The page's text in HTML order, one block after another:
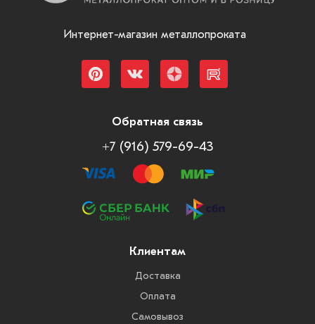
Интернет-магазин металлопроката
Обратная связь
+7 (916) 579-69-43
Клиентам
Доставка
Оплата
Самовывоз